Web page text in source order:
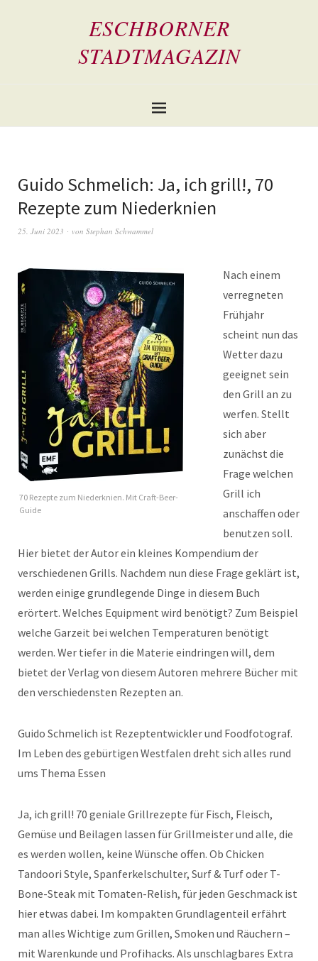
ESCHBORNER
STADTMAGAZIN
Guido Schmelich: Ja, ich grill!, 70
Rezepte zum Niederknien
25. Juni 2023 von Stephan Schwammel
70 Rezepte zum Niederknien. Mit Craft-Beer-
Guide
Nach einem
verregneten
Frühjahr
scheint nun das
Wetter dazu
geeignet sein
den Grill an zu
werfen. Stellt
sich aber
zunächst die
Frage welchen
Grill ich
anschaffen oder
benutzen soll.
Hier bietet der Autor ein kleines Kompendium der
verschiedenen Grills. Nachdem nun diese Frage geklärt ist,
werden einige grundlegende Dinge in diesem Buch
erörtert. Welches Equipment wird benötigt? Zum Beispiel
welche Garzeit bei welchen Temperaturen benötigt
werden. Wer tiefer in die Materie eindringen will, dem
bietet der Verlag von diesem Autoren mehrere Bücher mit
den verschiedensten Rezepten an.
Guido Schmelich ist Rezeptentwickler und Foodfotograf.
Im Leben des gebürtigen Westfalen dreht sich alles rund
ums Thema Essen
Ja, ich grill! 70 geniale Grillrezepte für Fisch, Fleisch,
Gemüse und Beilagen lassen für Grillmeister und alle, die
es werden wollen, keine Wünsche offen. Ob Chicken
Tandoori Style, Spanferkelschulter, Surf & Turf oder T-
Bone-Steak mit Tomaten-Relish, für jeden Geschmack ist
hier etwas dabei. Im kompakten Grundlagenteil erfährt
man alles Wichtige zum Grillen, Smoken und Räuchern –
mit Warenkunde und Profihacks. Als unschlagbares Extra